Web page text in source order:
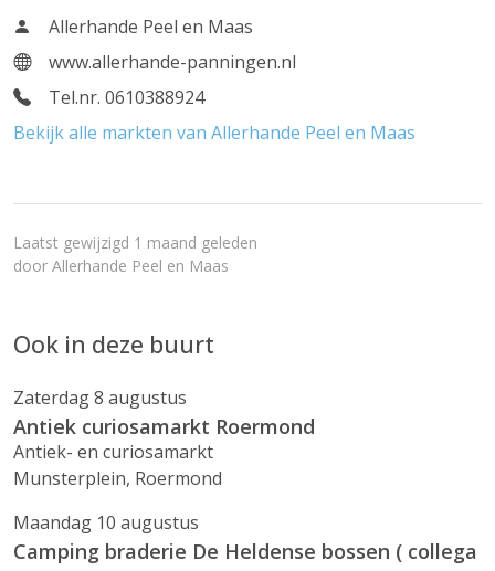
Allerhande Peel en Maas
www.allerhande-panningen.nl
Tel.nr. 0610388924
Bekijk alle markten van Allerhande Peel en Maas
Laatst gewijzigd 1 maand geleden
door Allerhande Peel en Maas
Ook in deze buurt
Zaterdag 8 augustus
Antiek curiosamarkt Roermond
Antiek- en curiosamarkt
Munsterplein, Roermond
Maandag 10 augustus
Camping braderie De Heldense bossen ( collega